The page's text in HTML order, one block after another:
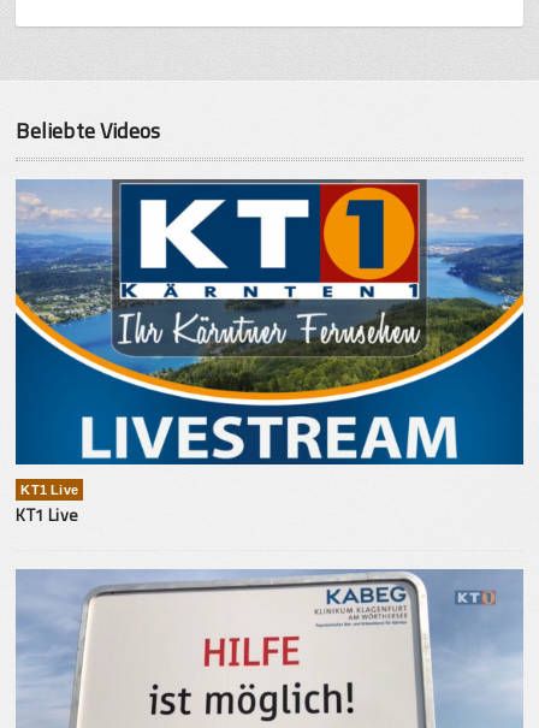
Beliebte Videos
KT1 Live
KT1 Live